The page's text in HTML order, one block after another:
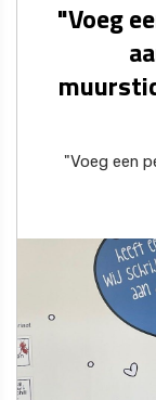
"Voeg
"Voeg een